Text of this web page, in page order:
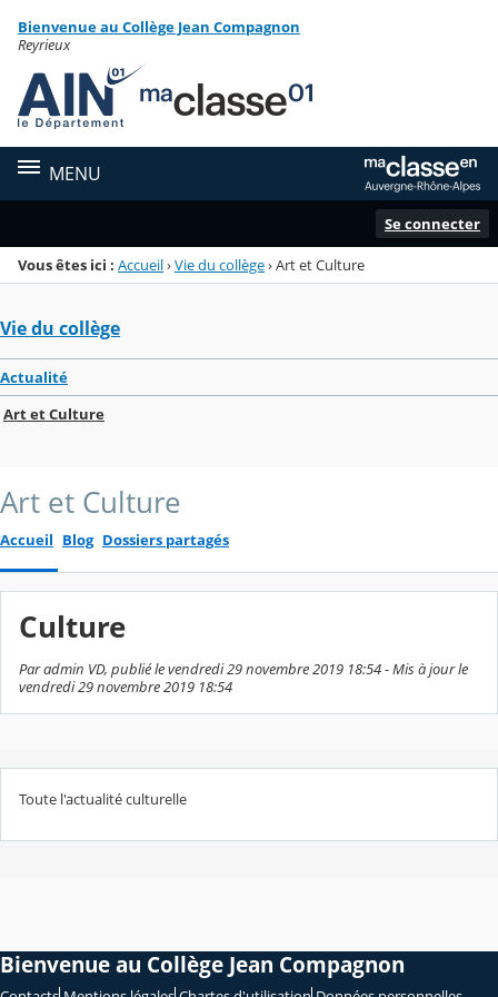
Menu de la rubrique
Contenu
Bienvenue au Collège Jean Compagnon
Reyrieux
MENU
Se connecter
Vous êtes ici : Accueil›Vie du collège›Art et Culture
Vie du collège
Actualité
Art et Culture
Art et Culture
Accueil Blog Dossiers partagés
Culture
Par admin VD, publié le vendredi 29 novembre 2019 18:54 - Mis à jour le
vendredi 29 novembre 2019 18:54
Toute l'actualité culturelle
Bienvenue au Collège Jean Compagnon